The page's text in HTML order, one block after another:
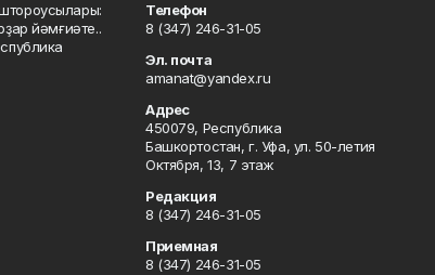
йәмғиәте..
Телефон
8 (347) 246-31-05
Эл. почта
amanat@yandex.ru
Адрес
450079, Республика
Башкортостан, г. Уфа, ул. 50-летия
Октября, 13, 7 этаж
Редакция
8 (347) 246-31-05
Приемная
8 (347) 246-31-05